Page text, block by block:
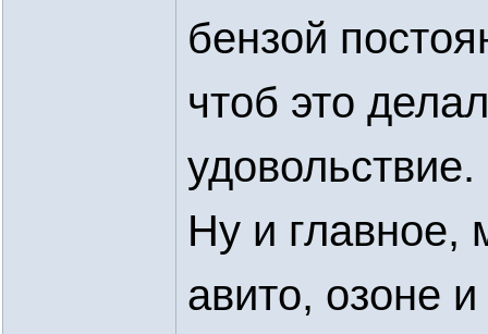
бензой
чтоб это
удовольствие.
Ну и главное,
авито, озоне